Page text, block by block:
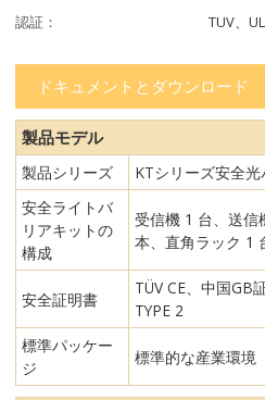
認証：
TUV、
ドキュメントとダウンロード
製品モデル
製品シリーズ
KTシリーズ安全光
安全ライトバ
リアキットの
構成
受信機 1 台、送信
本、直角ラック 1
安全証明書
TÜV CE、中国GB
TYPE 2
標準パッケー
ジ
標準的な産業環境